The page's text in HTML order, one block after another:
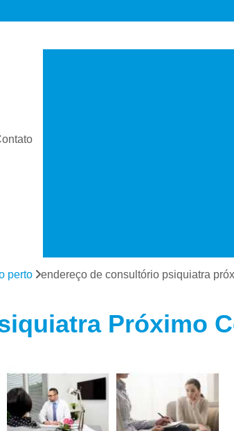
Especialista em
Especialista em
Especialista
Especialista em
Especialista em
perto endereço de consultório psiquiatra
Próximo